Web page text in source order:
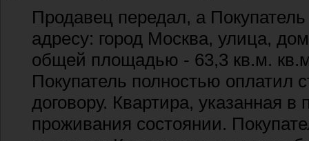
Продавец передал, а
адресу: город Москва, улица,
общей площадью - 63,3 кв.м.
Покупатель полностью оплатил
договору. Квартира, указанная
проживания состоянии.